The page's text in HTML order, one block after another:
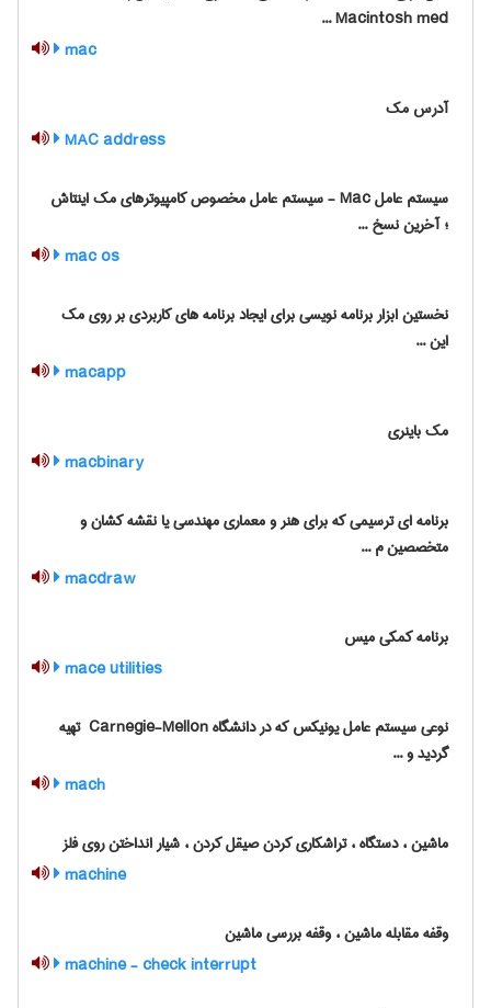
Macintosh med ...
mac
آدرس مک
MAC address
سیستم عامل Mac - سیستم عامل مخصوص کامپیوترهای مک اینتاش
؛ آخرین نسخ ...
mac os
نخستین ابزار برنامه نویسی برای ایجاد برنامه های کاربردی بر روی مک
این ...
macapp
مک باینری
macbinary
برنامه ای ترسیمی که برای هنر و معماری مهندسی یا نقشه کشان و
متخصصین م ...
macdraw
برنامه کمکی میس
mace utilities
نوعی سیستم عامل یونیکس که در دانشگاه ‎ Carnegie-Mellon تهیه
گردید و ...
mach
ماشین ، دستگاه ، تراشکاری کردن صیقل کردن ، شیار انداختن روی فلز
machine
وقفه مقابله ماشین ، وقفه بررسی ماشین
machine - check interrupt